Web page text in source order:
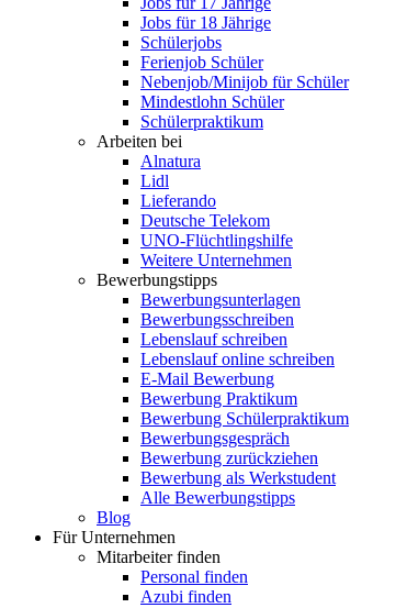
Jobs für 18 Jährige
Schülerjobs
Ferienjob Schüler
Nebenjob/Minijob für Schüler
Mindestlohn Schüler
Schülerpraktikum
Arbeiten bei
Alnatura
Lidl
Lieferando
Deutsche Telekom
UNO-Flüchtlingshilfe
Weitere Unternehmen
Bewerbungstipps
Bewerbungsunterlagen
Bewerbungsschreiben
Lebenslauf schreiben
Lebenslauf online schreiben
E-Mail Bewerbung
Bewerbung Praktikum
Bewerbung Schülerpraktikum
Bewerbungsgespräch
Bewerbung zurückziehen
Bewerbung als Werkstudent
Alle Bewerbungstipps
Blog
Für Unternehmen
Mitarbeiter finden
Personal finden
Azubi finden